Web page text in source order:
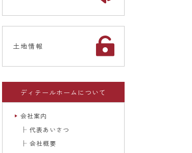
土地情報
ディテールホームについて
会社案内
代表あいさつ
会社概要